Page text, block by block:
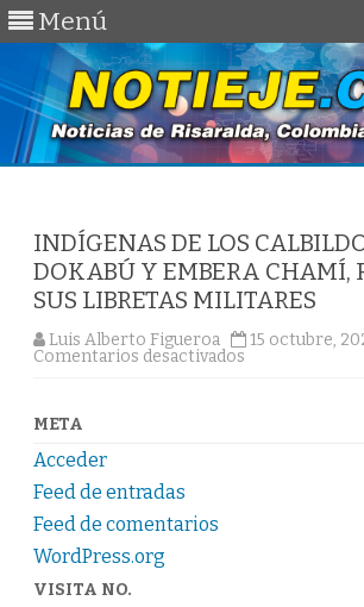
Menú
INDÍGENAS DE LOS
DOKABÚ Y EMBERA CHAMÍ,
SUS LIBRETAS MILITARES
Luis Alberto Figueroa
15 octubre,
Comentarios desactivados
META
Acceder
Feed de entradas
Feed de comentarios
WordPress.org
VISITA NO.